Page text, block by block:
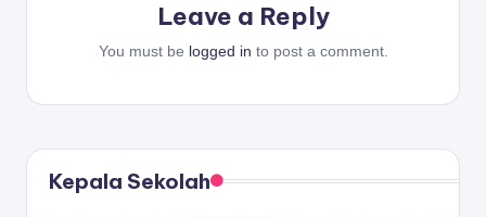
Leave a Reply
You must be logged in to post a comment.
Kepala Sekolah